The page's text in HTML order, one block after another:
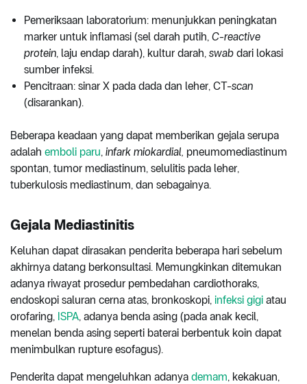
Pemeriksaan laboratorium: menunjukkan peningkatan
marker untuk inflamasi (sel darah putih, C-reactive
protein, laju endap darah), kultur darah, swab dari lokasi
sumber infeksi.
Pencitraan: sinar X pada dada dan leher, CT-scan
(disarankan).
Beberapa keadaan yang dapat memberikan gejala serupa
adalah emboli paru, infark miokardial, pneumomediastinum
spontan, tumor mediastinum, selulitis pada leher,
tuberkulosis mediastinum, dan sebagainya.
Gejala Mediastinitis
Keluhan dapat dirasakan penderita beberapa hari sebelum
akhirnya datang berkonsultasi. Memungkinkan ditemukan
adanya riwayat prosedur pembedahan cardiothoraks,
endoskopi saluran cerna atas, bronkoskopi, infeksi gigi atau
orofaring, ISPA, adanya benda asing (pada anak kecil,
menelan benda asing seperti baterai berbentuk koin dapat
menimbulkan rupture esofagus).
Penderita dapat mengeluhkan adanya demam, kekakuan,